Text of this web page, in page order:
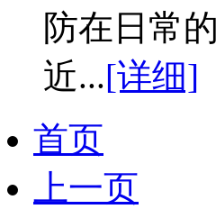
防在日常
近...[详细]
首页
上一页